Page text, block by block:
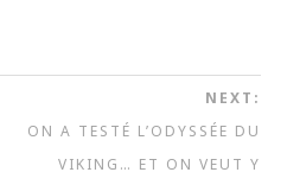
NEXT:
ON A TESTÉ L’ODYSSÉE DU
VIKING… ET ON VEUT Y